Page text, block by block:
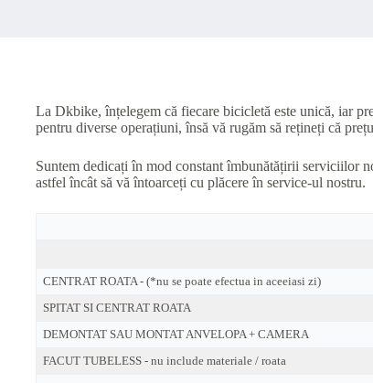
La Dkbike, înțelegem că fiecare bicicletă este unică, iar
pentru diverse operațiuni, însă vă rugăm să rețineți că
Suntem dedicați în mod constant îmbunătățirii serviciilor
astfel încât să vă întoarceți cu plăcere în service-ul nostru.
CENTRAT ROATA - (*nu se poate efectua in aceeiasi zi)
SPITAT SI CENTRAT ROATA
DEMONTAT SAU MONTAT ANVELOPA + CAMERA
FACUT TUBELESS - nu include materiale / roata